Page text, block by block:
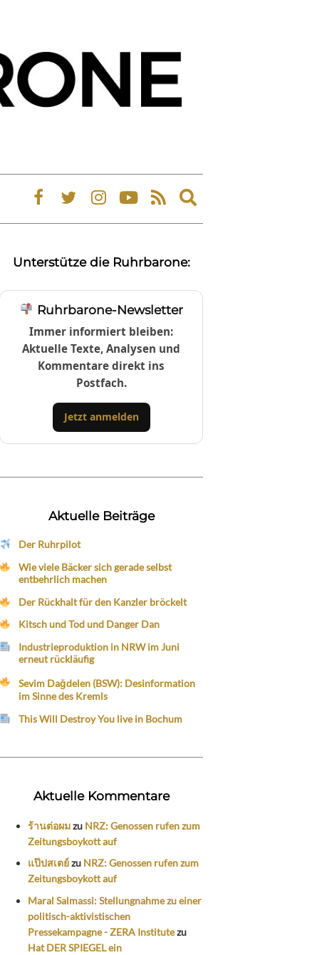
Expand
search
Unterstütze die Ruhrbarone:
Ruhrbarone-Newsletter
Immer informiert bleiben:
Aktuelle Texte, Analysen und
Kommentare direkt ins
Postfach.
Jetzt anmelden
Aktuelle Beiträge
Der Ruhrpilot
Wie viele Bäcker sich gerade selbst
entbehrlich machen
Der Rückhalt für den Kanzler bröckelt
Kitsch und Tod und Danger Dan
Industrieproduktion in NRW im Juni
erneut rückläufig
Sevim Dağdelen (BSW): Desinformation
im Sinne des Kremls
This Will Destroy You live in Bochum
Aktuelle Kommentare
ร้านต่อผมzu NRZ: Genossen rufen zum
Zeitungsboykott auf
แป๊ปสเตย์zu NRZ: Genossen rufen zum
Zeitungsboykott auf
Maral Salmassi: Stellungnahme zu einer
politisch-aktivistischen
Pressekampagne - ZERA Institutezu
Hat DER SPIEGEL ein